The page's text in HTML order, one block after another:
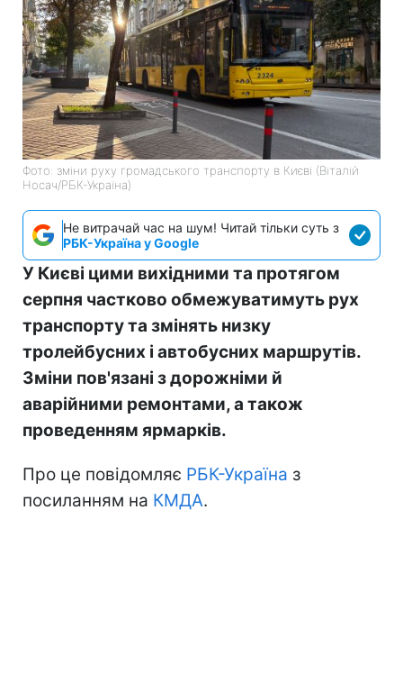
Фото: зміни руху громадського транспорту в Києві (Віталій
Носач/РБК-Україна)
Не витрачай час на шум! Читай тільки суть з
РБК-Україна у Google
У Києві цими вихідними та протягом
серпня частково обмежуватимуть рух
транспорту та змінять низку
тролейбусних і автобусних маршрутів.
Зміни пов'язані з дорожніми й
аварійними ремонтами, а також
проведенням ярмарків.
Про це повідомляє РБК-Україна з
посиланням на КМДА.